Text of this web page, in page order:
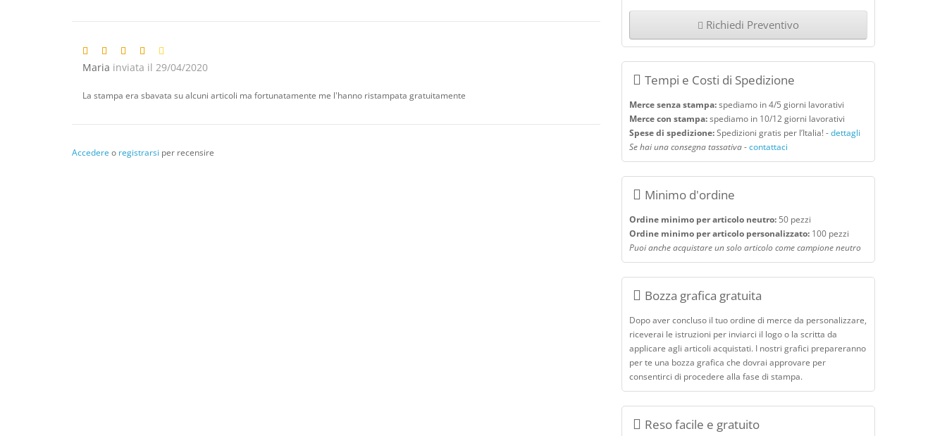
Maria inviata il 29/04/2020
La stampa era sbavata su alcuni articoli ma fortunatamente me l'hanno ristampata gratuitamente
Accedere o registrarsi per recensire
Richiedi Preventivo
Tempi e Costi di Spedizione
Merce senza stampa:spediamo in 4/5 giorni lavorativi
Merce con stampa:spediamo in 10/12 giorni lavorativi
Spese di spedizione:Spedizioni gratis per l’Italia! -dettagli
Se hai una consegna tassativa-contattaci
Minimo d'ordine
Ordine minimo per articolo neutro: 50 pezzi
Ordine minimo per articolo personalizzato: 100 pezzi
Puoi anche acquistare un solo articolo come campione neutro
Bozza grafica gratuita
Dopo aver concluso il tuo ordine di merce da personalizzare,
riceverai le istruzioni per inviarci il logo o la scritta da
applicare agli articoli acquistati. I nostri grafici prepareranno
per te una bozza grafica che dovrai approvare per
consentirci di procedere alla fase di stampa.
Reso facile e gratuito